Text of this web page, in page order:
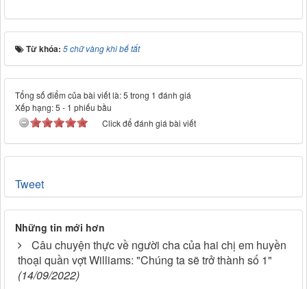
Từ khóa: 5 chữ vàng khi bế tắt
Tổng số điểm của bài viết là: 5 trong 1 đánh giá
Xếp hạng:5 - 1 phiếu bầu
Click để đánh giá bài viết
Tweet
Những tin mới hơn
Câu chuyện thực về người cha của hai chị em huyền
thoại quần vợt Williams: "Chúng ta sẽ trở thành số 1"
(14/09/2022)